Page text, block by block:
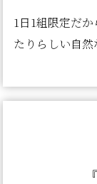
1日1組限定だ
たりらしい自然